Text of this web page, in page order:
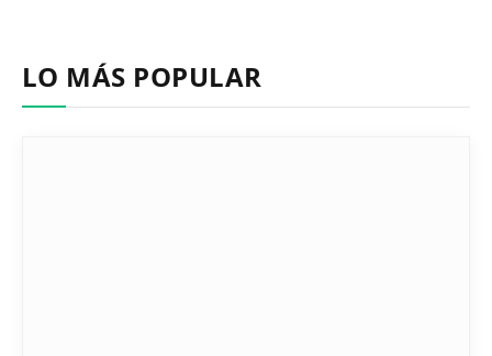
LO MÁS POPULAR